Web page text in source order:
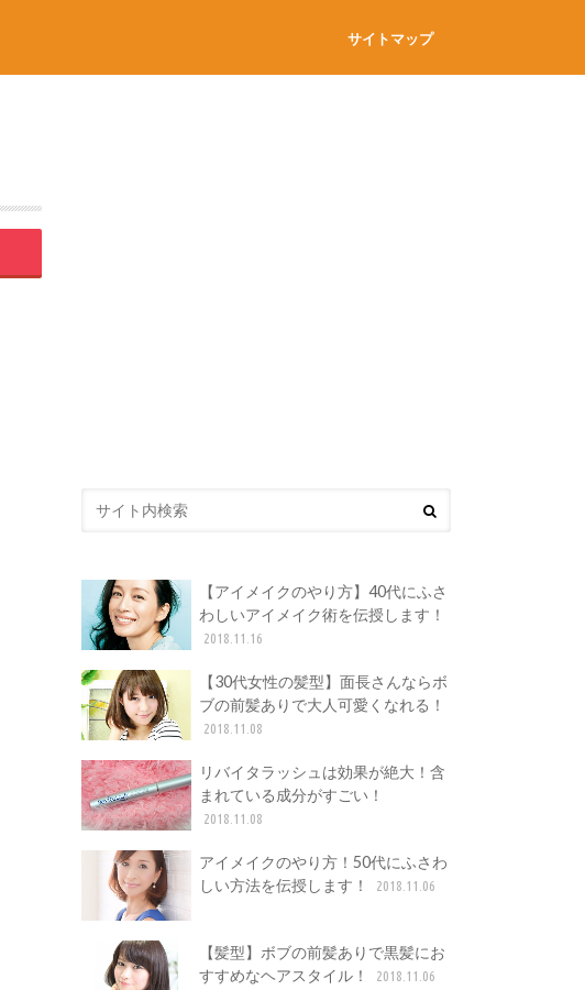
サイトマップ
【アイメイクのやり方】40代にふさ
わしいアイメイク術を伝授します！
2018.11.16
【30代女性の髪型】面長さんならボ
ブの前髪ありで大人可愛くなれる！
2018.11.08
リバイタラッシュは効果が絶大！含
まれている成分がすごい！
2018.11.08
アイメイクのやり方！50代にふさわ
しい方法を伝授します！
2018.11.06
【髪型】ボブの前髪ありで黒髪にお
すすめなヘアスタイル！
2018.11.06